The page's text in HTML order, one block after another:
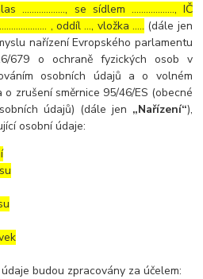
……………..., se sídlem ………………, IČ
, oddíl …, vložka ….. (dále jen
nařízení Evropského parlamentu
679 o ochraně fyzických osob v
osobních údajů a o volném
zrušení směrnice 95/46/ES (obecné
údajů) (dále jen „Nařízení“),
osobní údaje:
budou zpracovány za účelem: